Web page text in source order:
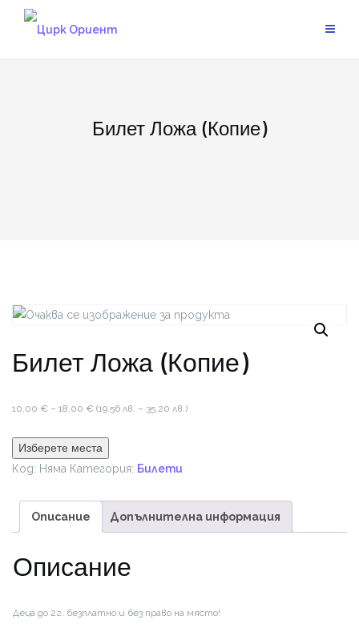
Билет Ложа (Копие)
Билет Ложа (Копие)
10,00 € – 18,00 € Price
10,00 €
through
(19.56 лв. – 35.20 лв.)
Изберете места
Код: Няма Категория: Билети
Описание Допълнителна информация
Описание
Деца до 2г. безплатно и без право на място!